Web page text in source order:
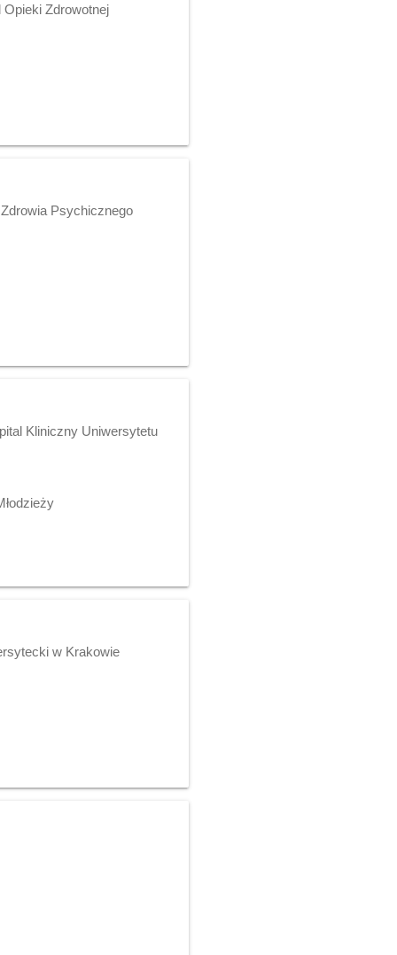
Zdrowotnej
Psychicznego
Kliniczny Uniwersytetu
w Krakowie